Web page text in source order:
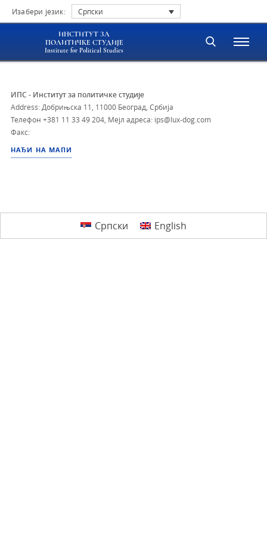
Изабери језик: Српски
ИНСТИТУТ ЗА
ПОЛИТИЧКЕ СТУДИЈЕ
Institute for Political Studies
ИПС - Институт за политичке студије
Address: Добрињска 11, 11000 Београд, Србија
Телефон +381 11 33 49 204 Мејл адреса: ips@lux-dog.com
Факс:
НАЂИ НА МАПИ
Српски English